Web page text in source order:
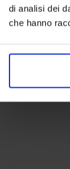
di analisi dei
che hanno